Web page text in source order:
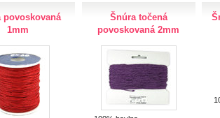
povoskovaná
1mm
Šnúra točená
povoskovaná 2mm